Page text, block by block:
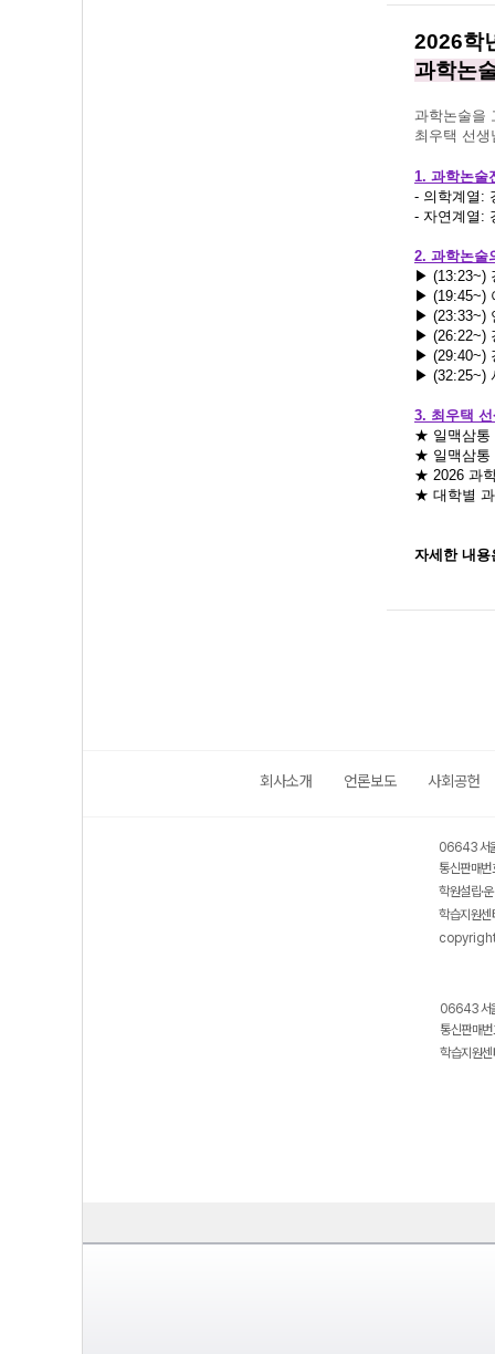
2026학
과학논
과학논술을
최우택 선
1. 과학논술
- 의학계열:
- 자연계열:
2. 과학논술
▶ (13:23~)
▶ (19:45~)
▶ (23:33~)
▶ (26:22~)
▶ (29:40~)
▶ (32:25~)
3. 최우택
★ 일맥삼통
★ 일맥삼통
★ 2026 과
★ 대학별
자세한 내용
회사소개 언론보도 사회공헌
06643 서
통신판매
학원설립·
학습지원
06643 서
통신판매
학습지원